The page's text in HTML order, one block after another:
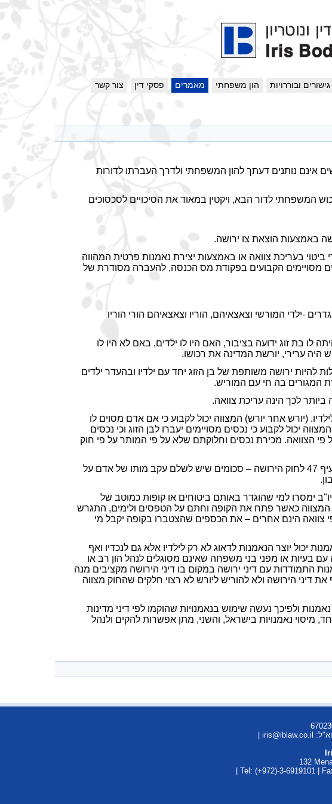
גישורים ובוררויות הון משפחתי מאמרים פסקי דין
צור קשר
נותנים דעתך להון המשפחתי ולדרך העברתו לדורות
המשפחתי לדור הבא, ויקטין במאוד את הסיכויים לסכסוכים
באמצעות הוצאת צו ירושה.
בעריכת צוואה או באמצעות יצירת נאמנות פרטית המהווה
מסויימים הקבועים בפקודת מס הכנסה, להעברה מסודרת של
מוגדרים -ילדי המורשי וצאצאיהם, הוריו וצאצאיהם הורי הוריו
בת זוג ידועה בציבור, האם היו לו ילדים, באם לא היו לו
היה ערירי, יורשת המדינה את רכושו.
להיות ירושה משותפת של בן הזוג יחד עם ילדיו ובהעדר ילדים
המגורים בה חי עם המוריש.
לכך הינה עריכת צוואה.
(יורש אחר יורש) המצווה יכול לקבוע כי אם אדם מסוים לו
יכול לקבוע כי נכסים מסויימים יעברו לבן הזוג וכי נכסים
פי הצוואה. מכירת נכסים וחלוקתם שלא על פי המותר על פי חוק
חשוב להדגיש, כי ישנם נכסים שאינם כלולים בעזבון (בין אם על פי ירושה ובין אם על פי צוואה) . על פי סעיף 47 לחוק הירושה – סכומים שיש לשלם עקב מותו של אדם על
ימסרו למי שהוגדר באותם ביטוחים או קופות כמוטב של
המצווה כאשר פתח את הקופה וחתם על הטפסים ולימים, התגרש
צוואה הינם אחרים – את הכספים שהצטברו בקופה יקבל מי
יוצר הנאמנות לדאוג לא רק לילדיו אלא גם לנכדיו ואף
עם בעיות או מפני בני משפחה שאינם מסוגלים לנהל הון רב או
עם דיני ירושה במקום בו דיני הירושה מקציבים מנה
דיני הירושה ולא להוריש ליורש לא רצוי חלקים שהחוק מצווה
נאמנות ולפיכך נעשה שימוש בנאמנויות שהוקמו לפי דיני מדינות
האחד, מיסוי נאמנויות בישראל, והשני, מתן אפשרות להקים ולנהל
132
| Tel: (+972)-3-6919101 |